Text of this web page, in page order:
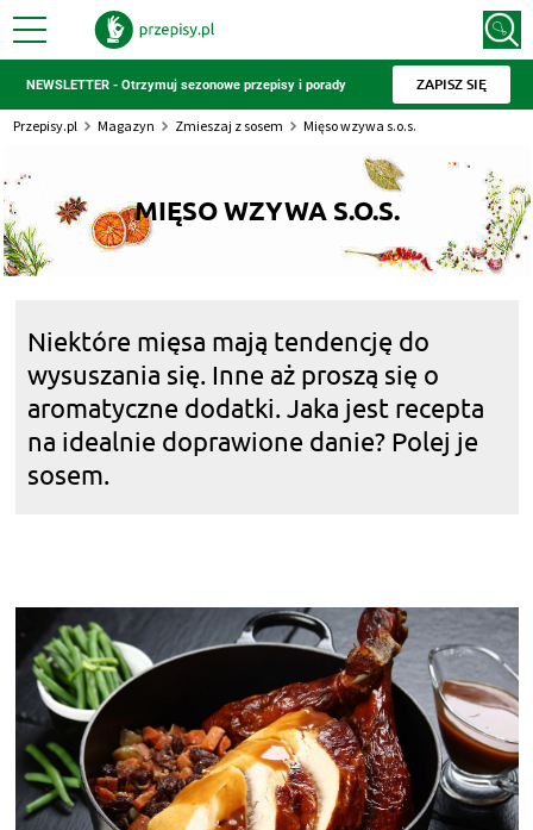
NEWSLETTER - Otrzymuj sezonowe przepisy i porady ZAPISZ SIĘ
Przepisy.pl Magazyn Zmieszaj z sosem Mięso wzywa s.o.s.
MIĘSO WZYWA S.O.S.
Niektóre mięsa mają tendencję do
wysuszania się. Inne aż proszą się o
aromatyczne dodatki. Jaka jest recepta
na idealnie doprawione danie? Polej je
sosem.